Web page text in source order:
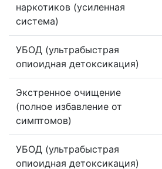
наркотиков (усиленная
система)
УБОД (ультрабыстрая
опиоидная детоксикация)
Экстренное очищение
(полное избавление от
симптомов)
УБОД (ультрабыстрая
опиоидная детоксикация)